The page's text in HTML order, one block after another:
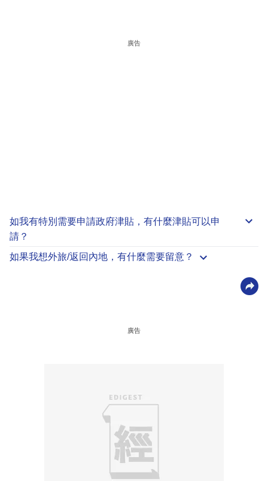
廣告
如我有特別需要申請政府津貼 ，有什麼津貼可以申
請？
如果我想外旅/返回內地，有什麼需要留意？
廣告